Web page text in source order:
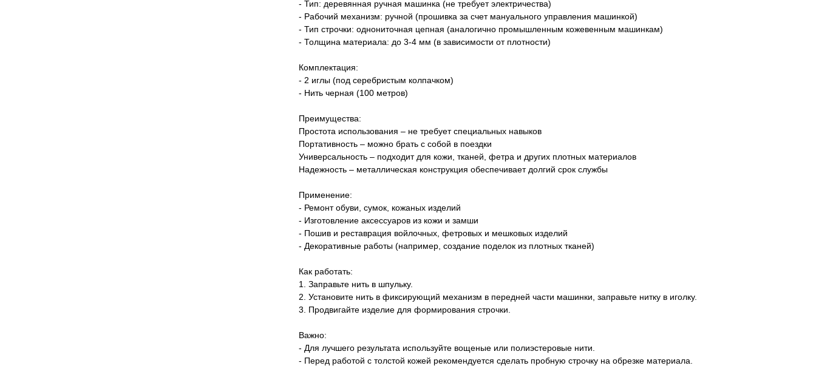
- Тип: деревянная ручная машинка (не требует электричества)
- Рабочий механизм: ручной (прошивка за счет мануального управления машинкой)
- Тип строчки: однониточная цепная (аналогично промышленным кожевенным машинкам)
- Толщина материала: до 3-4 мм (в зависимости от плотности)
Комплектация:
- 2 иглы (под серебристым колпачком)
- Нить черная (100 метров)
Преимущества:
Простота использования – не требует специальных навыков
Портативность – можно брать с собой в поездки
Универсальность – подходит для кожи, тканей, фетра и других плотных материалов
Надежность – металлическая конструкция обеспечивает долгий срок службы
Применение:
- Ремонт обуви, сумок, кожаных изделий
- Изготовление аксессуаров из кожи и замши
- Пошив и реставрация войлочных, фетровых и мешковых изделий
- Декоративные работы (например, создание поделок из плотных тканей)
Как работать:
1. Заправьте нить в шпульку.
2. Установите нить в фиксирующий механизм в передней части машинки, заправьте нитку в иголку.
3. Продвигайте изделие для формирования строчки.
Важно:
- Для лучшего результата используйте вощеные или полиэстеровые нити.
- Перед работой с толстой кожей рекомендуется сделать пробную строчку на обрезке материала.